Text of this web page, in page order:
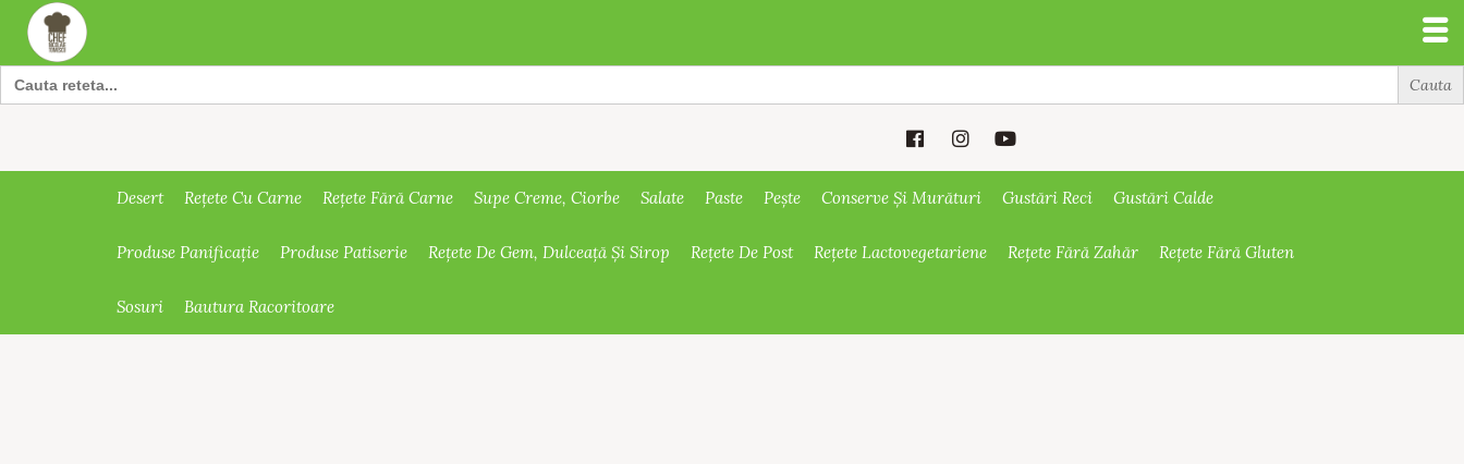
Search
for:
Desert Rețete Cu Carne Rețete Fără Carne Supe Creme, Ciorbe Salate Paste Pește Conserve Și Murături Gustări Reci Gustări Calde
Produse Panificație Produse Patiserie Rețete De Gem, Dulceață Și Sirop Rețete De Post Rețete Lactovegetariene Rețete Fără Zahăr Rețete Fără Gluten
Sosuri Bautura Racoritoare